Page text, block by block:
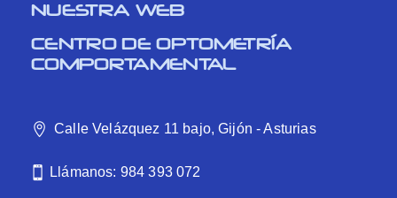
NUESTRA WEB
CENTRO DE OPTOMETRÍA
COMPORTAMENTAL
Calle Velázquez 11 bajo, Gijón - Asturias
Llámanos: 984 393 072